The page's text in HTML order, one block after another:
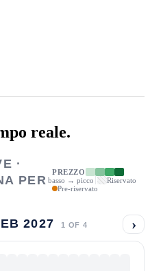
reale.
·
PER
PREZZO
basso → picco
Riservato
Pre-riservato
2027 1 OF 4 ›